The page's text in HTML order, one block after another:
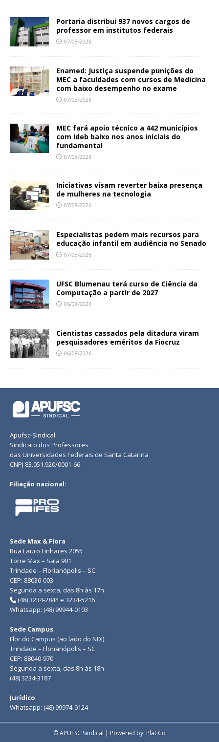
Portaria distribui 937 novos cargos de
professor em institutos federais
07/08/2026
Enamed: Justiça suspende punições do
MEC a faculdades com cursos de Medicina
com baixo desempenho no exame
07/08/2026
MEC fará apoio técnico a 442 municípios
com Ideb baixo nos anos iniciais do
fundamental
07/08/2026
Iniciativas visam reverter baixa presença
de mulheres na tecnologia
07/08/2026
Especialistas pedem mais recursos para
educação infantil em audiência no Senado
07/08/2026
UFSC Blumenau terá curso de Ciência da
Computação a partir de 2027
06/08/2026
Cientistas cassados pela ditadura viram
pesquisadores eméritos da Fiocruz
06/08/2026
Apufsc-Sindical
Sindicato dos Professores
das Universidades Federais de Santa Catarina
CNPJ 83.051.920/0001-66
Filiação nacional:
Sede Max & Flora
Rua Lauro Linhares 2055
Torre Max – Sala 901
Trindade – Florianópolis – SC
CEP: 88036-003
Segunda a sexta, das 8h às 17h
(48) 3234-2844 e 3234-5216
Whatsapp: (48) 99944-0103
Sede Campus
Flor do Campus (ao lado do NDI)
Trindade – Florianópolis – SC
CEP: 88040-970
Segunda a sexta, das 8h às 18h
(48) 3234-3187
Jurídico
Whatsapp: (48) 99974-0124
© APUFSC Sindical | Powered by: Plat.Co